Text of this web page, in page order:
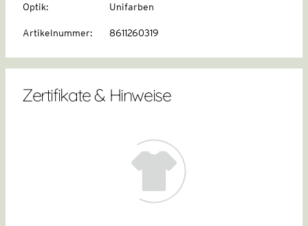
Optik: Unifarben
Artikelnummer: 8611260319
Zertifikate & Hinweise